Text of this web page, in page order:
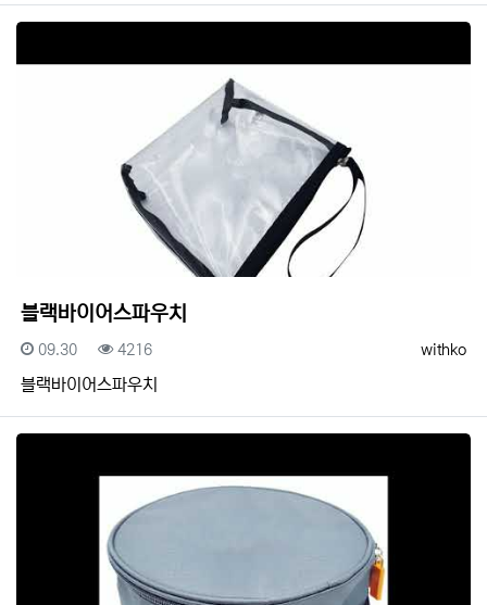
블랙바이어스파우치
등록자
withko
등록일
09.30 조회
4216
블랙바이어스파우치